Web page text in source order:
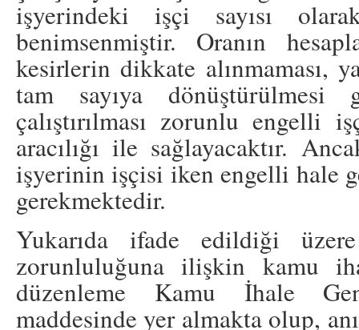
işyerindeki işçi sayısı
benimsenmiştir. Oranın
kesirlerin dikkate alınmaması,
tam sayıya dönüştürülmesi
çalıştırılması zorunlu engelli
aracılığı ile sağlayacaktır.
işyerinin işçisi iken engelli hale
gerekmektedir.
Yukarıda ifade edildiği
zorunluluğuna ilişkin kamu
düzenleme Kamu İhale
maddesinde yer almakta olup,